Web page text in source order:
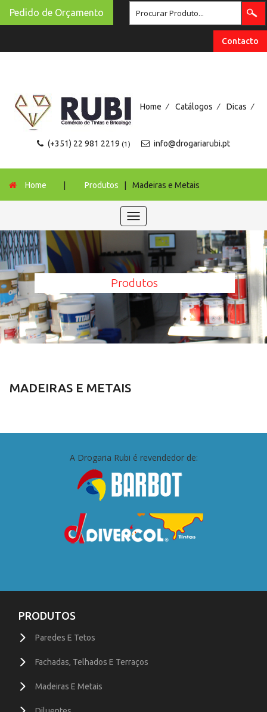
Pedido de Orçamento
Contacto
Home / Catálogos / Dicas /
(+351) 22 981 2219 (1) info@drogariarubi.pt
Home Produtos Madeiras e Metais
Toggle
navigation
Produtos
MADEIRAS E METAIS
A Drogaria Rubi é revendedor de:
PRODUTOS
Paredes E Tetos
Fachadas, Telhados E Terraços
Madeiras E Metais